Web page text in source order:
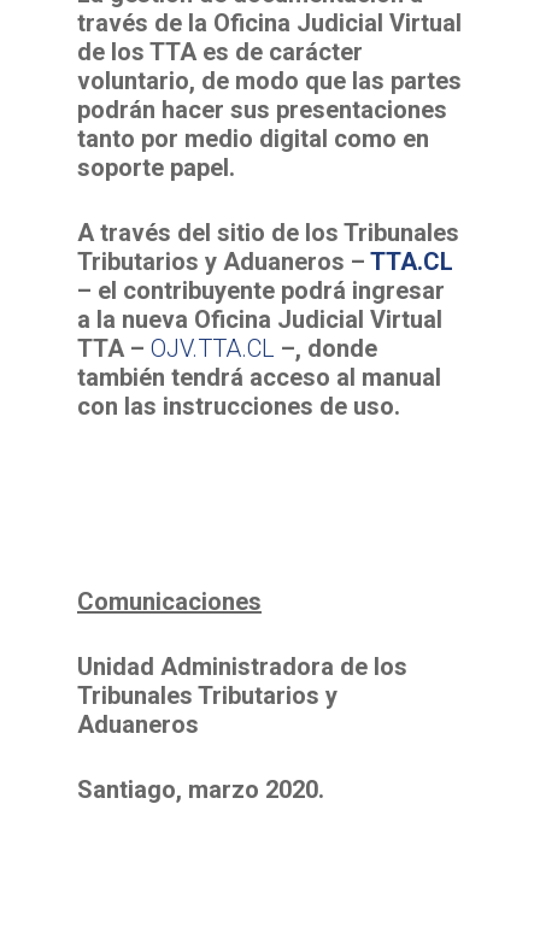
través de la Oficina Judicial Virtual
de los TTA es de carácter
voluntario, de modo que las partes
podrán hacer sus presentaciones
tanto por medio digital como en
soporte papel.
A través del sitio de los Tribunales
Tributarios y Aduaneros – TTA.CL
– el contribuyente podrá ingresar
a la nueva Oficina Judicial Virtual
TTA – OJV.TTA.CL –, donde
también tendrá acceso al manual
con las instrucciones de uso.
Comunicaciones
Unidad Administradora de los
Tribunales Tributarios y
Aduaneros
Santiago, marzo 2020.
Magallanes y la
Chilena